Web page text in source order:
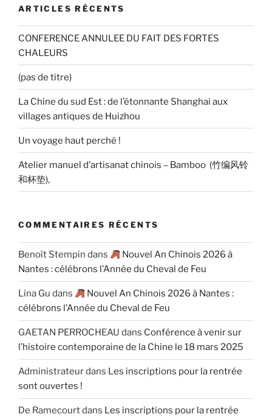
ARTICLES RÉCENTS
CONFERENCE ANNULEE DU FAIT DES FORTES
CHALEURS
(pas de titre)
La Chine du sud Est : de l’étonnante Shanghai aux
villages antiques de Huizhou
Un voyage haut perché !
Atelier manuel d’artisanat chinois – Bamboo (竹编风铃
和杯垫),
COMMENTAIRES RÉCENTS
Benoît Stempin dans
Nouvel An Chinois 2026 à
Nantes : célébrons l’Année du Cheval de Feu
Lina Gu dans
Nouvel An Chinois 2026 à Nantes :
célébrons l’Année du Cheval de Feu
GAETAN PERROCHEAU dans Conférence à venir sur
l’histoire contemporaine de la Chine le 18 mars 2025
Administrateurdans Les inscriptions pour la rentrée
sont ouvertes !
De Ramecourtdans Les inscriptions pour la rentrée